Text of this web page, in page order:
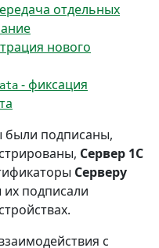
отдельных
нового
- фиксация
были подписаны,
Сервер 1С
Серверу
их подписали
с